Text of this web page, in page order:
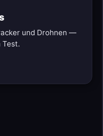
und Drohnen —
Test.